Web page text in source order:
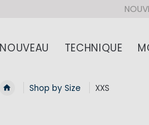
NOUVEAU TECHNIQUE
Shop by Size XXS